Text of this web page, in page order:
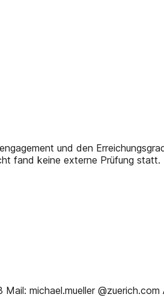
und den
fand keine externe Prüfung
michael.mueller @zuerich.com